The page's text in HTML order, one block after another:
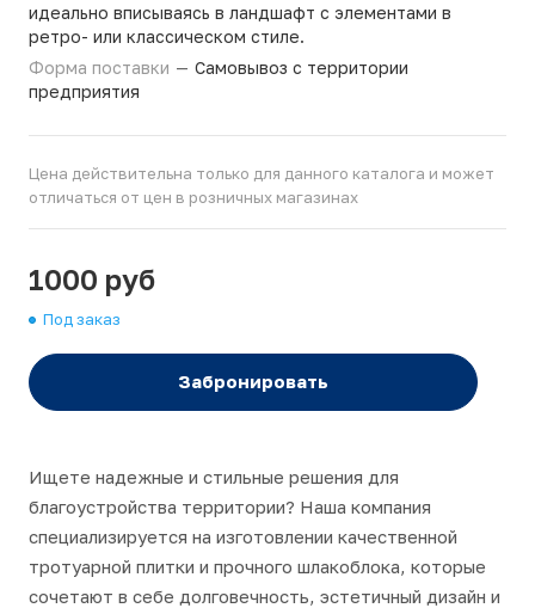
идеально вписываясь в ландшафт с элементами в
ретро- или классическом стиле.
Форма поставки — Самовывоз с территории
предприятия
Цена действительна только для данного каталога и может
отличаться от цен в розничных магазинах
1000 руб
Под заказ
Забронировать
Ищете надежные и стильные решения для
благоустройства территории? Наша компания
специализируется на изготовлении качественной
тротуарной плитки и прочного шлакоблока, которые
сочетают в себе долговечность, эстетичный дизайн и